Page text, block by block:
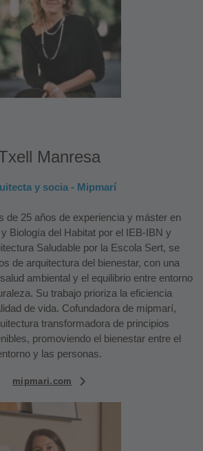
Manresa
y socia - Mipmarí
de 25 años de experiencia y máster en
Biología del Habitat por el IEB-IBN y
Saludable por la Escola Sert, se
de arquitectura del bienestar, con una
ambiental y el equilibrio entre entorno
Su trabajo prioriza la eficiencia
de vida. Cofundadora de mipmarí,
transformadora de principios
promoviendo el bienestar entre el
y las personas.
mipmari.com